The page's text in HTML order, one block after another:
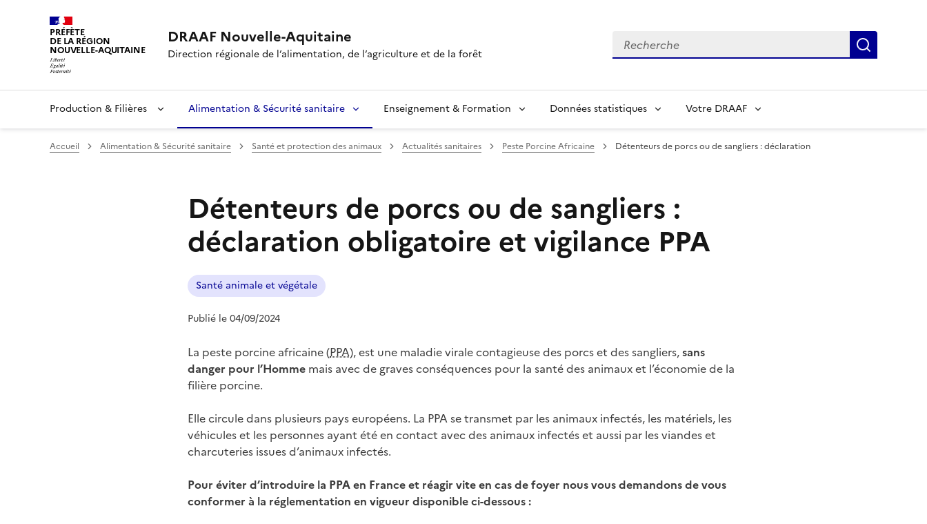
PRÉFÈTE
DE LA RÉGION
NOUVELLE-AQUITAINE
DRAAF Nouvelle-Aquitaine
Direction régionale de l’alimentation, de l’agriculture et de la forêt
Recherche
Production & Filières Alimentation & Sécurité sanitaire Enseignement & Formation Données statistiques Votre DRAAF
Accueil Alimentation & Sécurité sanitaire Santé et protection des animaux Actualités sanitaires Peste Porcine Africaine Détenteurs de porcs ou de sangliers : déclaration
Détenteurs de porcs ou de sangliers :
déclaration obligatoire et vigilance PPA
Santé animale et végétale
Publié le 04/09/2024
La peste porcine africaine (PPA), est une maladie virale contagieuse des porcs et des sangliers,sans
danger pour l’Homme mais avec de graves conséquences pour la santé des animaux et l’économie de la
filière porcine.
Elle circule dans plusieurs pays européens. La PPA se transmet par les animaux infectés, les matériels, les
véhicules et les personnes ayant été en contact avec des animaux infectés et aussi par les viandes et
charcuteries issues d’animaux infectés.
Pour éviter d’introduire la PPA en France et réagir vite en cas de foyer nous vous demandons de vous
conformer à la réglementation en vigueur disponible ci-dessous :